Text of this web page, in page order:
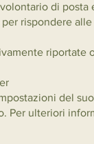
di
rispondere
del
Per ulteriori